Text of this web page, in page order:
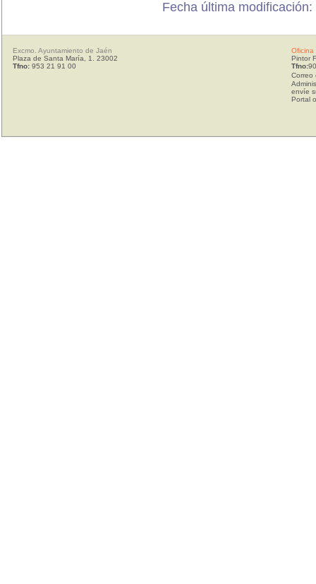
Fecha última
Excmo. Ayuntamiento de Jaén
Plaza de Santa María, 1. 23002
Tfno: 953 21 91 00
Oficina
Pintor
Tfno:
Correo
envíe
Portal